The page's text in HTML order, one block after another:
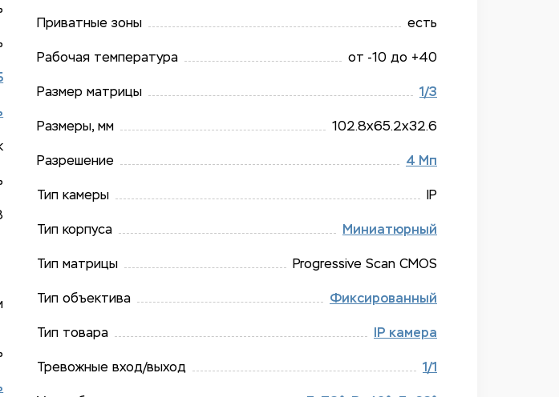
Приватные зоны есть
Рабочая температура от -10 до +40
Размер матрицы 1/​3
Размеры, мм 102.8x65.2x32.6
Разрешение 4 Мп
Тип камеры IP
Тип корпуса Миниатюрный
Тип матрицы Progressive Scan CMOS
Тип объектива Фиксированный
Тип товара IP камера
Тревожные вход/выход 1/​1